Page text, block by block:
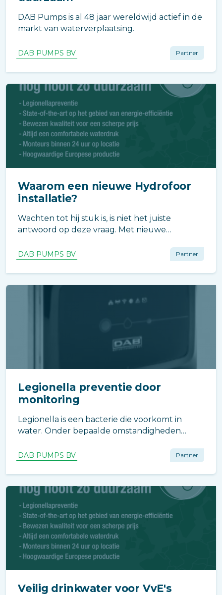
DAB Pumps is al 48 jaar wereldwijd actief in de
markt van waterverplaatsing.
DAB PUMPS BV Partner
Waarom een nieuwe Hydrofoor
installatie?
Wachten tot hij stuk is, is niet het juiste
antwoord op deze vraag. Met nieuwe
besparen, deze zijn ook volgens de laatste
legionella eisen opgebouwd en dus veiliger.
Ook het jaarlijks onderhoud is vaak
voordeliger.
DAB PUMPS BV Partner
Legionella preventie door
monitoring
Legionella is een bacterie die voorkomt in
water. Onder bepaalde omstandigheden
temperaturen tussen de 20 en 45 graden.
Boven de 60 graden begint de legionella
bacterie af te sterven.
DAB PUMPS BV Partner
Veilig drinkwater voor VvE's